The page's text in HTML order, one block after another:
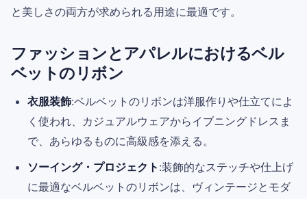
と美しさの両方が求められる用途に最適です。
ファッションとアパレルにおけるベル
ベットのリボン
衣服装飾:ベルベットのリボンは洋服作りや仕立てによ
く使われ、カジュアルウェアからイブニングドレスま
で、あらゆるものに高級感を添える。
ソーイング・プロジェクト :装飾的なステッチや仕上げ
に最適なベルベットのリボンは、ヴィンテージとモダ